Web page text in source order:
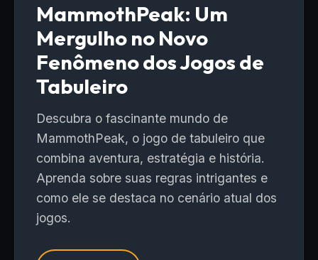
MammothPeak: Um
Mergulho no Novo
Fenômeno dos Jogos de
Tabuleiro
Descubra o fascinante mundo de
MammothPeak, o jogo de tabuleiro que
combina aventura, estratégia e história.
Aprenda sobre suas regras intrigantes e
como ele se destaca no cenário atual dos
jogos.